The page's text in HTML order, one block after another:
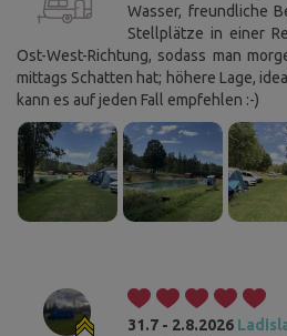
Wasser, freundliche
Stellplätze in einer
Ost-West-Richtung, sodass man
mittags Schatten hat; höhere Lage,
kann es auf jeden Fall empfehlen :-)
31.7 - 2.8.2026